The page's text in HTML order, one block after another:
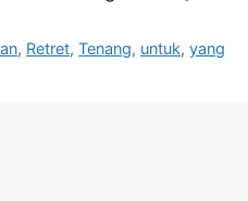
, Retret,Tenang, untuk,yang